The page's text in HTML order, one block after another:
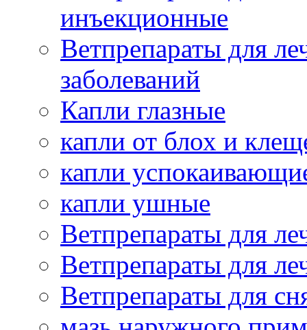
инъекционные
Ветпрепараты для
заболеваний
Капли глазные
капли от блох и
капли
капли ушные
Ветпрепараты для
Ветпрепараты для
Ветпрепараты для